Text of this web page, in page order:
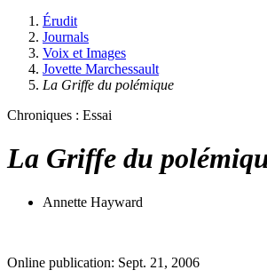
Érudit
Journals
Voix et Images
Jovette Marchessault
La Griffe du polémique
Chroniques : Essai
La Griffe du
Annette Hayward
Online publication: Sept. 21, 2006